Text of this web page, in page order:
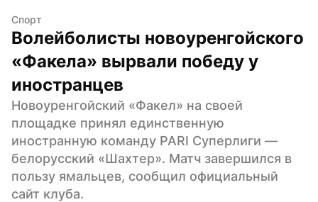
Спорт
Волейболисты новоуренгойского
«Факела» вырвали победу у
иностранцев
Новоуренгойский «Факел» на своей
площадке принял единственную
иностранную команду PARI Суперлиги —
белорусский «Шахтер». Матч завершился в
пользу ямальцев, сообщил официальный
сайт клуба.